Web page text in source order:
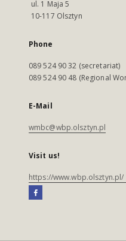
ul. 1 Maja 5
10-117 Olsztyn
Phone
089 524 90 32 (secretariat)
089 524 90 48 (Regional
E-Mail
wmbc@wbp.olsztyn.pl
Visit us!
https://www.wbp.olsztyn.pl/